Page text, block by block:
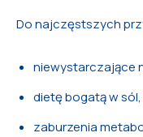
Do najczęstszych
niewystarczające
dietę bogatą w
zaburzenia